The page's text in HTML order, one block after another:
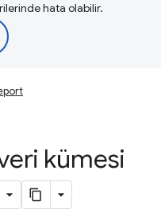
hata olabilir.
kümesi